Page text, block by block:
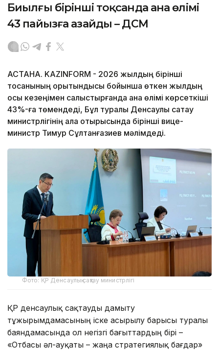
Биылғы бірінші тоқсанда ана өлімі
43 пайызға азайды – ДСМ
АСТАНА. KAZINFORM - 2026 жылдың бірінші
тоқсанының қорытындысы бойынша өткен жылдың
осы кезеңімен салыстырғанда ана өлімі көрсеткіші
43%-ға төмендеді, Бұл туралы Денсаулық сақтау
министрлігінің алқа отырысында бірінші вице-
министр Тимур Сұлтанғазиев мәлімдеді.
Фото: ҚР Денсаулық сақтау министрлігі
ҚР денсаулық сақтауды дамыту
тұжырымдамасының іске асырылу барысы туралы
баяндамасында ол негізгі бағыттардың бірі –
«Отбасы әл-ауқаты – жаңа стратегиялық бағдар»